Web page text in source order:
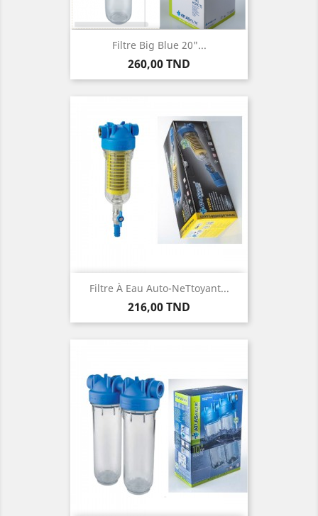
Filtre Big Blue 20"...
Prix
260,00 TND
Filtre À Eau Auto-NeTtoyant...
Prix
216,00 TND